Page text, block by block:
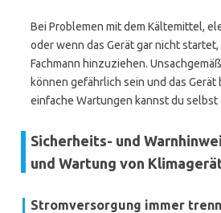
Bei Problemen mit dem Kältemittel,
oder wenn das Gerät gar nicht
Fachmann hinzuziehen.
können gefährlich sein und das Gerät
einfache Wartungen kannst du selbst
Sicherheits- und
und Wartung von
Stromversorgung immer